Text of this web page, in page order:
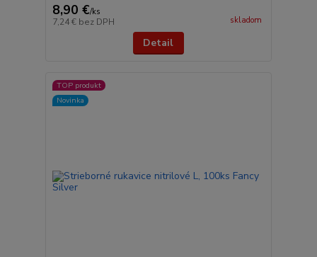
8,90 €/ks
7,24 € bez DPH skladom
Detail
TOP produkt
Novinka